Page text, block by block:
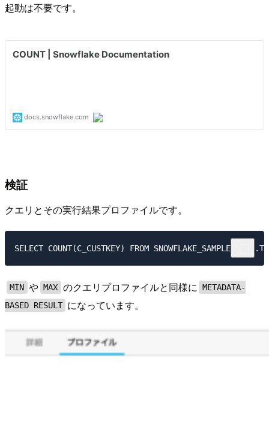
起動は不要です。
検証
クエリとその実行結果プロファイルです。
MIN や MAX のクエリプロファイルと同様に METADATA-
BASED RESULT になっています。